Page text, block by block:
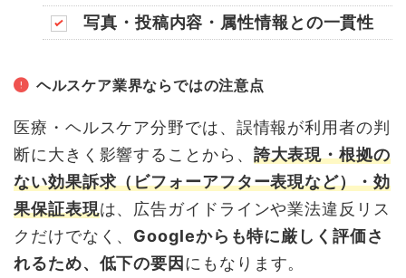
写真・投稿内容・属性情報との一貫性
ヘルスケア業界ならではの注意点
医療・ヘルスケア分野では、誤情報が利用者の判
断に大きく影響することから、 誇大表現・根拠の
ない効果訴求（ビフォーアフター表現など）・効
果保証表現は、広告ガイドラインや業法違反リス
クだけでなく、 Googleからも特に厳しく評価さ
れるため、低下の要因 にもなります。